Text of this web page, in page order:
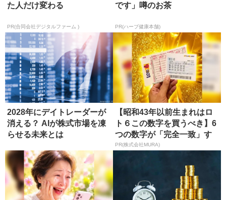
た人だけ変わる
PR(合同会社デジタルファーム )
です」噂のお茶
PR(ハーブ健康本舗)
2028年にデイトレーダーが
消える？ AIが株式市場を凍
らせる未来とは
【昭和43年以前生まれはロ
ト６この数字を買うべき】6
つの数字が「完全一致」す
る方...
PR(株式会社MURA)